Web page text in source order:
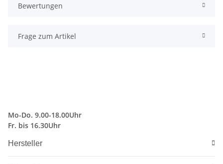
Bewertungen
Frage zum Artikel
Mo-Do. 9.00-18.00Uhr
Fr. bis 16.30Uhr
Hersteller